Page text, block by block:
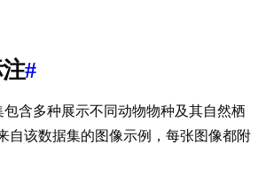
#
包含多种展示不同动物物种及其自然栖
自该数据集的图像示例，每张图像都附